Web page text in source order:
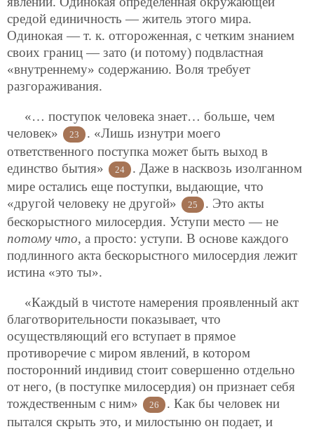
средой единичность — житель этого мира.
Одинокая — т. к. отгороженная, с четким знанием
своих границ — зато (и потому) подвластная
«внутреннему» содержанию. Воля требует
разгораживания.
«… поступок человека знает… больше, чем
человек»
23
. «Лишь изнутри моего
ответственного поступка может быть выход в
единство бытия»
24
. Даже в насквозь изолганном
мире остались еще поступки, выдающие, что
«другой человеку не другой»
25
. Это акты
бескорыстного милосердия. Уступи место — не
потому что, а просто: уступи. В основе каждого
подлинного акта бескорыстного милосердия лежит
истина «это ты».
«Каждый в чистоте намерения проявленный акт
благотворительности показывает, что
осуществляющий его вступает в прямое
противоречие с миром явлений, в котором
посторонний индивид стоит совершенно отдельно
от него, (в поступке милосердия) он признает себя
тождественным с ним»
26
. Как бы человек ни
пытался скрыть это, и милостыню он подает, и